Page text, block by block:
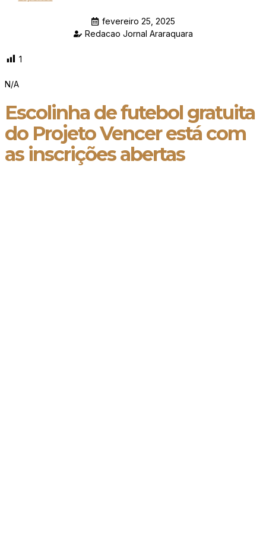
fevereiro 25, 2025
Redacao Jornal Araraquara
1
N/A
Escolinha de futebol gratuita
do Projeto Vencer está com
as inscrições abertas